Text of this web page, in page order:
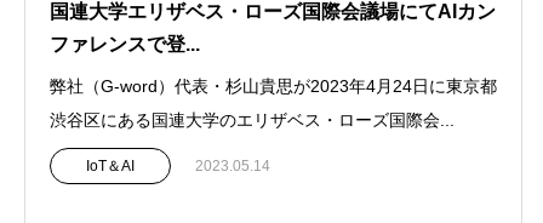
国連大学エリザベス・ローズ国際会議場にてAIカン
ファレンスで登...
弊社（G-word）代表・杉山貴思が2023年4月24日に東京都
渋谷区にある国連大学のエリザベス・ローズ国際会...
IoT＆AI 2023.05.14